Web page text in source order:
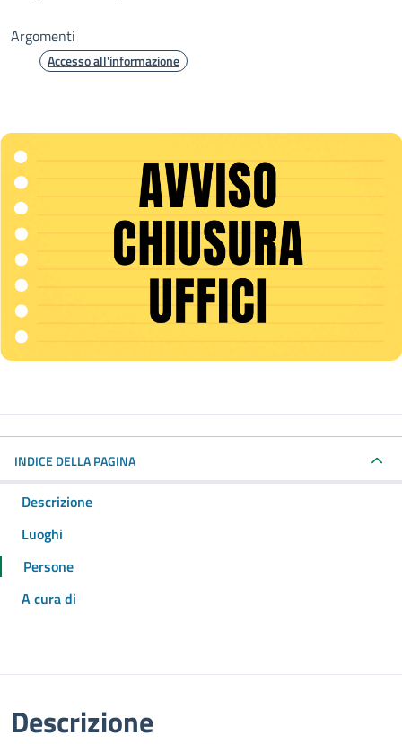
Argomenti
Accesso all'informazione
INDICE DELLA PAGINA
Descrizione
Luoghi
Persone
A cura di
Descrizione